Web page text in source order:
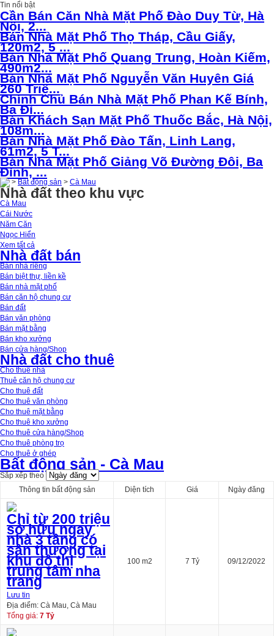
Tin nổi bật
Cần Bán Căn Nhà Mặt Phố Đào Duy Từ, Hà
Nội, 2...
Bán Nhà Mặt Phố Thọ Tháp, Cầu Giấy,
120m2, 5 ...
Bán Nhà Mặt Phố Quang Trung, Hoàn Kiếm,
490m2...
Bán Nhà Mặt Phố Nguyễn Văn Huyên Giá
260 Triệ...
Chính Chủ Bán Nhà Mặt Phố Phan Kế Bính,
Ba Đì...
Bán Khách Sạn Mặt Phố Thuốc Bắc, Hà Nội,
108m...
Bán Nhà Mặt Phố Đào Tấn, Linh Lang,
61m2, 5 T...
Bán Nhà Mặt Phố Giảng Võ Đường Đôi, Ba
Đình, ...
> Bất động sản > Cà Mau
Nhà đất theo khu vực
Cà Mau
Cái Nước
Năm Căn
Ngọc Hiển
Xem tất cả
Nhà đất bán
Bán nhà riêng
Bán biệt thự, liền kề
Bán nhà mặt phố
Bán căn hộ chung cư
Bán đất
Bán văn phòng
Bán mặt bằng
Bán kho xưởng
Bán cửa hàng/Shop
Nhà đất cho thuê
Cho thuê nhà
Thuê căn hộ chung cư
Cho thuê đất
Cho thuê văn phòng
Cho thuê mặt bằng
Cho thuê kho xưởng
Cho thuê cửa hàng/Shop
Cho thuê phòng trọ
Cho thuê ở ghép
Bất động sản - Cà Mau
Sắp xếp theo
Thông tin bất động sản
Diện tích Giá Ngày đăng
Chỉ từ 200 triệu
sở hữu ngay
nhà 3 tầng có
sân thượng tại
khu đô thị
trung tâm nha
trang
Lưu tin
Địa điểm: Cà Mau, Cà Mau
Tổng giá: 7 Tỷ
100 m2 7 Tỷ 09/12/2022